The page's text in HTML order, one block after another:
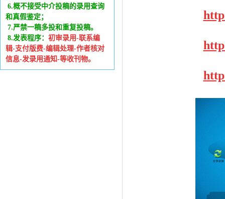
6.概不接受中介投稿的录用查询
和真假鉴定；
7.严禁一稿多投和重复投稿。
8.发表程序： 初审录用-联系编
辑-支付版费-编辑处理-作者核对
信息-发录用通知-等收刊物。